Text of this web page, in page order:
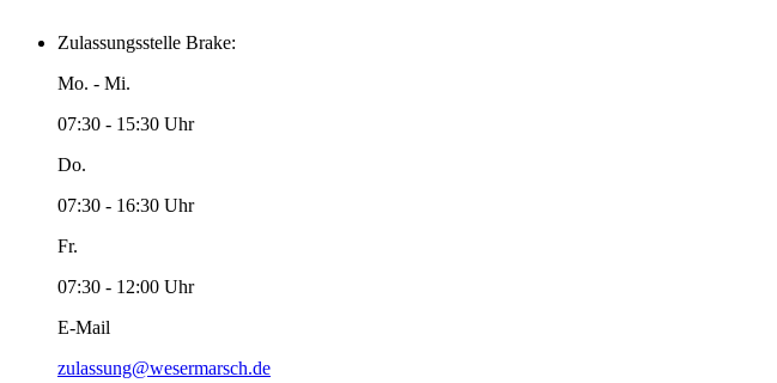
Zulassungsstelle Brake:
Mo. - Mi.
07:30 - 15:30 Uhr
Do.
07:30 - 16:30 Uhr
Fr.
07:30 - 12:00 Uhr
E-Mail
zulassung@wesermarsch.de